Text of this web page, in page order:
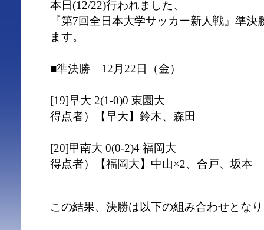
本日(12/22)行われました、
『第7回全日本大学サッカー新人戦』準
ます。
■準決勝 12月22日（金）
[19]早大 2(1-0)0 東園大
得点者）【早大】鈴木、森田
[20]甲南大 0(0-2)4 福岡大
得点者）【福岡大】中山×2、合戸、坂本
この結果、決勝は以下の組み合わせとな